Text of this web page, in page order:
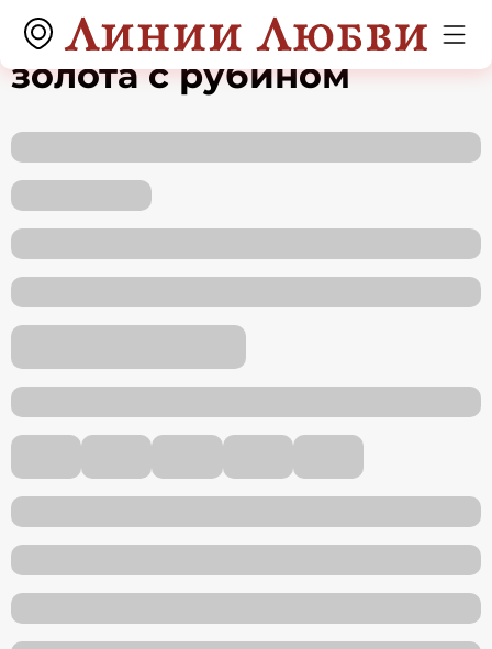
Серьги из красного
золота с рубином